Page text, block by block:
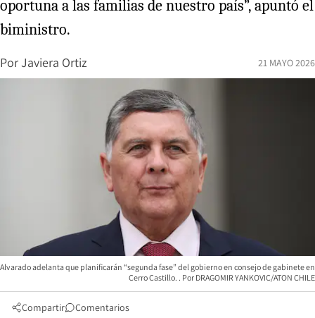
oportuna a las familias de nuestro país”, apuntó el
biministro.
PorJaviera Ortiz 21 MAYO 2026
Alvarado adelanta que planificarán “segunda fase” del gobierno en consejo de gabinete en
Cerro Castillo.
DRAGOMIR YANKOVIC/ATON CHILE
Compartir Comentarios